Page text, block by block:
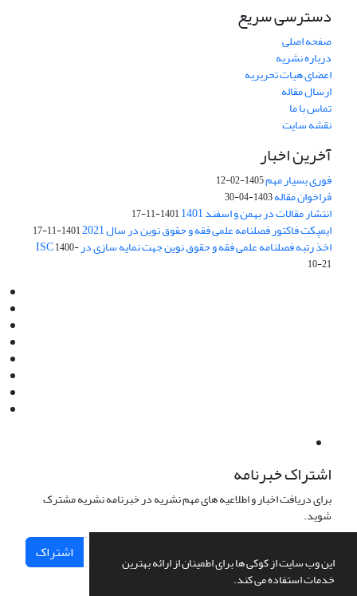
این وب سایت از کوکی ها برای اطمینان از ارائه بهترین
خدمات استفاده می کند.
دسترسی سریع
صفحه اصلی
درباره نشریه
اعضای هیات تحریریه
ارسال مقاله
تماس با ما
نقشه سایت
آخرین اخبار
فوری بسیار مهم1405-02-12
فراخوان مقاله1403-04-30
انتشار مقالات در بهمن و اسفند 1401 1401-11-17
ایمپکت فاکتور فصلنامه علمی فقه و حقوق نوین در سال 2021 1401-11-17
اخذ رتبه فصلنامه علمی فقه و حقوق نوین جهت نمایه سازی در ISC1400-
10-21
اشتراک خبرنامه
برای دریافت اخبار و اطلاعیه های مهم نشریه در خبرنامه نشریه مشترک
شوید.
اشتراک